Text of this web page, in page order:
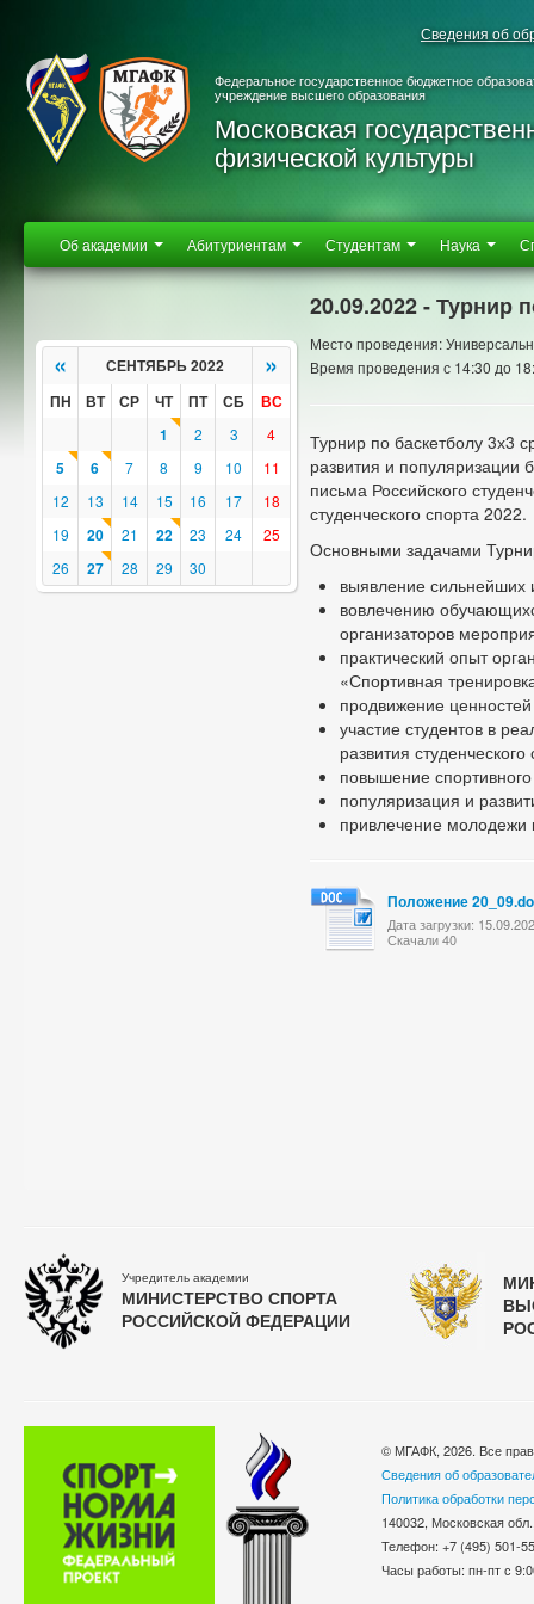
Сведения об
Федеральное государственное бюджетное
учреждение высшего образования
Московская
физической культуры
Об академии Абитуриентам Студентам Наука
« СЕНТЯБРЬ 2022 »
ПН ВТ СР ЧТ ПТ СБ
ВС
1
2 3 4
5 6 7 8 9 10
11
12
13 14 15 16 17
18
19
20 21 22 23 24
25
26
27 28 29 30
20.09.2022 - Турнир
Место проведения:
Время проведения с 14:30 до
Турнир по баскетболу 3х3
развития и популяризации
письма Российского
студенческого спорта 2022.
Основными задачами
выявление сильнейших
вовлечению
организаторов
практический опыт
«Спортивная
продвижение ценностей
участие студентов в
развития
повышение
популяризация и
привлечение молодежи
Положение
Дата загрузки:
Скачали 40
Учредитель академии
МИНИСТЕРСТВО СПОРТА
РОССИЙСКОЙ ФЕДЕРАЦИИ
© МГАФК, 2026. Все
Сведения об
Политика обработки
140032, Московская
Телефон: +7 (495)
Часы работы: пн-пт с